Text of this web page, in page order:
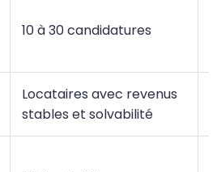
10 à 30 candidatures
Locataires avec revenus
stables et solvabilité